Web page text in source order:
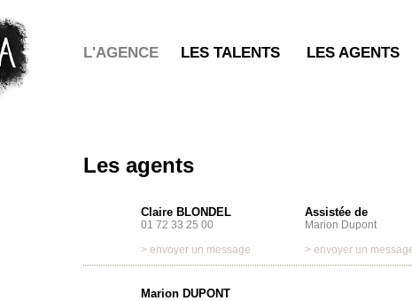
L'AGENCE LES TALENTS LES AGENTS
Les agents
Claire BLONDEL
01 72 33 25 00
> envoyer un message
Assistée de
Marion Dupont
> envoyer un
Marion DUPONT